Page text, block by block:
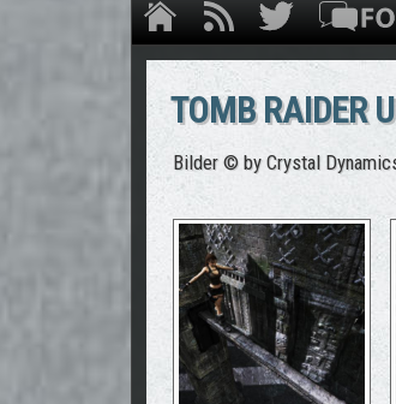
TOMB RAIDER
Bilder © by Crystal